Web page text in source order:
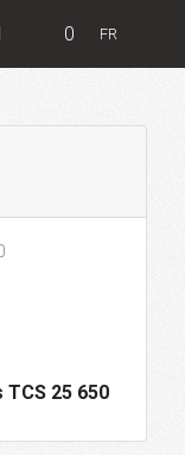
0 FR
TCS 25 650